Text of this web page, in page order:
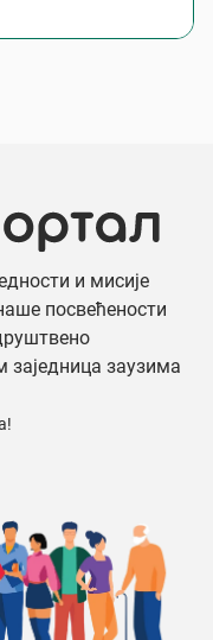
и мисије
посвећености
заједница заузима